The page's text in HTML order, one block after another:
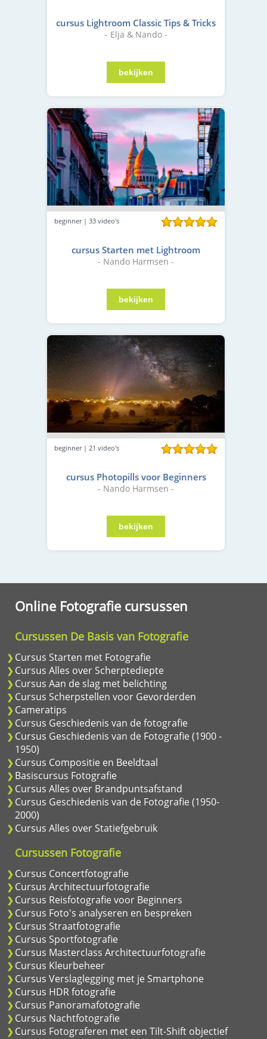
cursus Lightroom Classic Tips & Tricks
- Elja & Nando -
beginner | 33 video's
cursus Starten met Lightroom
- Nando Harmsen -
beginner | 21 video's
cursus Photopills voor Beginners
- Nando Harmsen -
Online Fotografie cursussen
Cursussen De Basis van Fotografie
Cursus Starten met Fotografie
Cursus Alles over Scherptediepte
Cursus Aan de slag met belichting
Cursus Scherpstellen voor Gevorderden
Cameratips
Cursus Geschiedenis van de fotografie
Cursus Geschiedenis van de Fotografie (1900 -
1950)
Cursus Compositie en Beeldtaal
Basiscursus Fotografie
Cursus Alles over Brandpuntsafstand
Cursus Geschiedenis van de Fotografie (1950-
2000)
Cursus Alles over Statiefgebruik
Cursussen Fotografie
Cursus Concertfotografie
Cursus Architectuurfotografie
Cursus Reisfotografie voor Beginners
Cursus Foto's analyseren en bespreken
Cursus Straatfotografie
Cursus Sportfotografie
Cursus Masterclass Architectuurfotografie
Cursus Kleurbeheer
Cursus Verslaglegging met je Smartphone
Cursus HDR fotografie
Cursus Panoramafotografie
Cursus Nachtfotografie
Cursus Fotograferen met een Tilt-Shift objectief